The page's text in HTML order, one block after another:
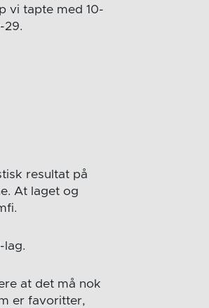
vi tapte med 10-
29.
resultat på
At laget og
lag.
at det må nok
er favoritter,